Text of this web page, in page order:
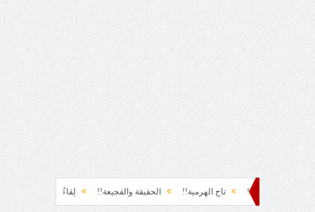
تاج الهرمية!! الحقيقة والفجيعة!! لِقاءُ في المَطَرِ! أين القيادة!!